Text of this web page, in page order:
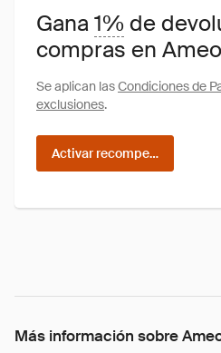
Gana1% de
compras en
Se aplican lasCondiciones de
exclusiones.
Activar recompensas
Más información sobre